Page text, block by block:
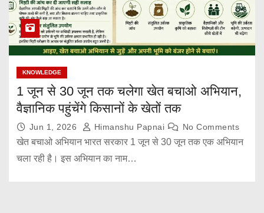
KNOWLEDGE
1 जून से 30 जून तक चलेगा खेत बचाओ अभियान,
वैज्ञानिक पहुंचेंगे किसानों के खेतों तक
Jun 1, 2026 Himanshu Papnai No Comments
खेत बचाओ अभियान भारत सरकार 1 जून से 30 जून तक एक अभियान
चला रही है। इस अभियान का नाम…